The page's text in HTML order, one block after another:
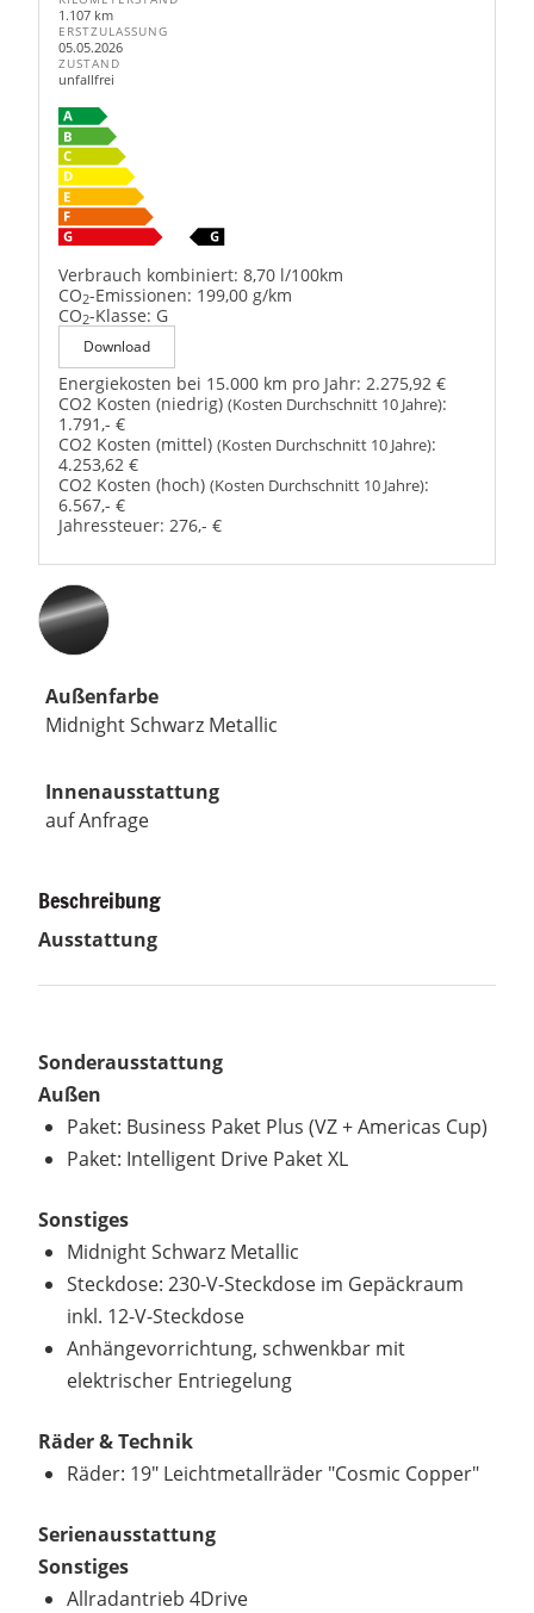
1.107 km
ERSTZULASSUNG
05.05.2026
ZUSTAND
unfallfrei
Verbrauch kombiniert: 8,70 l/100km
CO2-Emissionen: 199,00 g/km
CO2-Klasse: G
Download
Energiekosten bei 15.000 km pro Jahr: 2.275,92 €
CO2 Kosten (niedrig) (Kosten Durchschnitt 10 Jahre):
1.791,- €
CO2 Kosten (mittel) (Kosten Durchschnitt 10 Jahre):
4.253,62 €
CO2 Kosten (hoch) (Kosten Durchschnitt 10 Jahre):
6.567,- €
Jahressteuer: 276,- €
Außenfarbe
Midnight Schwarz Metallic
Innenausstattung
auf Anfrage
Beschreibung
Ausstattung
Sonderausstattung
Außen
Paket: Business Paket Plus (VZ + Americas Cup)
Paket: Intelligent Drive Paket XL
Sonstiges
Midnight Schwarz Metallic
Steckdose: 230-V-Steckdose im Gepäckraum
inkl. 12-V-Steckdose
Anhängevorrichtung, schwenkbar mit
elektrischer Entriegelung
Räder & Technik
Räder: 19" Leichtmetallräder "Cosmic Copper"
Serienausstattung
Sonstiges
Allradantrieb 4Drive